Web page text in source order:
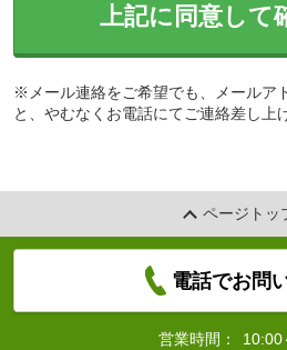
上記に同意して
※メール連絡をご希望でも、メールア
と、やむなくお電話にてご連絡差し上
ページトッ
電話でお問
営業時間：
10:00